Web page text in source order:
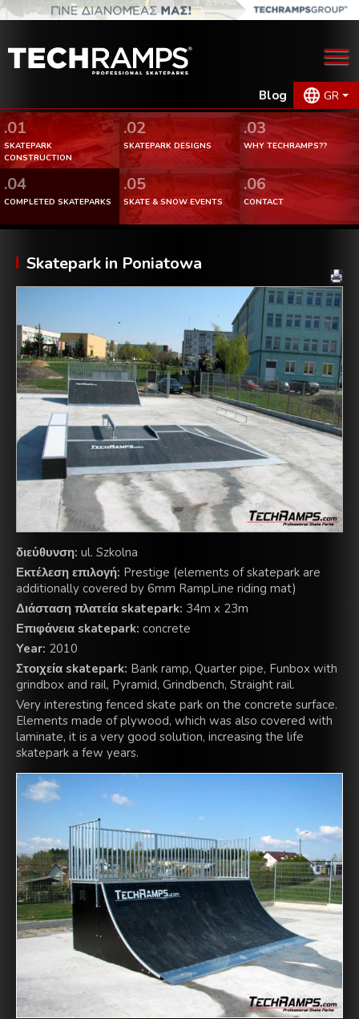
Blog GR
.01
SKATEPARK
CONSTRUCTION
.02
SKATEPARK DESIGNS
.03
WHY TECHRAMPS??
.04
COMPLETED SKATEPARKS
.05
SKATE & SNOW EVENTS
.06
CONTACT
Skatepark in Poniatowa
διεύθυνση: ul. Szkolna
Εκτέλεση επιλογή: Prestige (elements of skatepark are
additionally covered by 6mm RampLine riding mat)
Διάσταση πλατεία skatepark: 34m x 23m
Επιφάνεια skatepark: concrete
Year: 2010
Στοιχεία skatepark: Bank ramp, Quarter pipe, Funbox with
grindbox and rail, Pyramid, Grindbench, Straight rail.
Very interesting fenced skate park on the concrete surface.
Elements made of plywood, which was also covered with
laminate, it is a very good solution, increasing the life
skatepark a few years.